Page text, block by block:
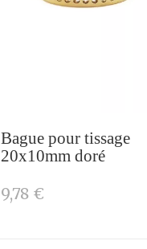
Bague pour tissage
20x10mm doré
9,78 €